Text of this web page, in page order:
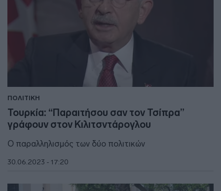
ΠΟΛΙΤΙΚΗ
Τουρκία: “Παραιτήσου σαν τον Τσίπρα”
γράφουν στον Κιλιτσντάρογλου
Ο παραλληλισμός των δύο πολιτικών
30.06.2023 - 17:20